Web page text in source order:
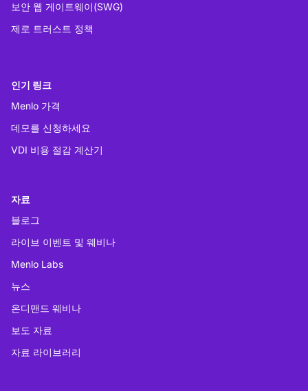
보안 웹 게이트웨이(SWG)
제로 트러스트 정책
인기 링크
Menlo 가격
데모를 신청하세요
VDI 비용 절감 계산기
자료
블로그
라이브 이벤트 및 웨비나
Menlo Labs
뉴스
온디맨드 웨비나
보도 자료
자료 라이브러리